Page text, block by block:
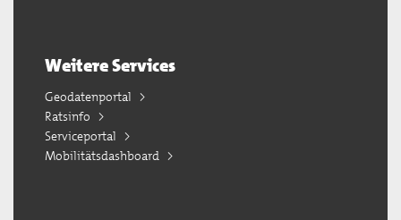
Weitere Services
Geodatenportal
Ratsinfo
Serviceportal
Mobilitätsdashboard